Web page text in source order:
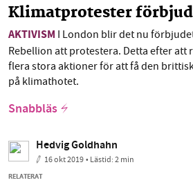
Klimatprotester
AKTIVISM I London blir det nu
Rebellion att protestera. Detta efter att
flera stora aktioner för att få den
på klimathotet.
Snabbläs
Hedvig Goldhahn
16 okt 2019• Lästid:2 min
RELATERAT